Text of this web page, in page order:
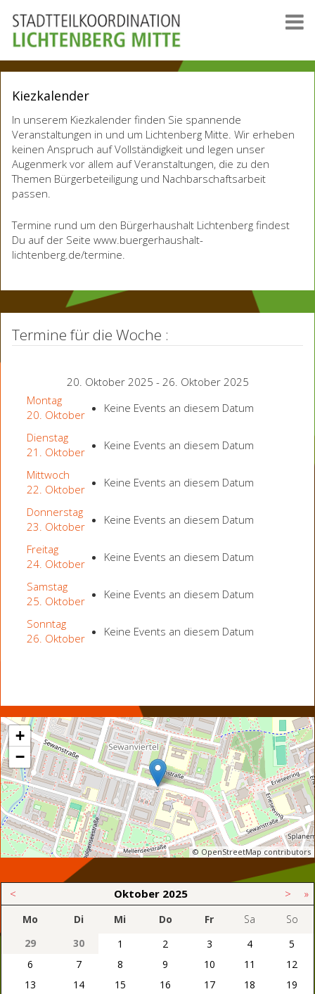
Kiezkalender
In unserem Kiezkalender finden Sie spannende
Veranstaltungen in und um Lichtenberg Mitte. Wir erheben
keinen Anspruch auf Vollständigkeit und legen unser
Augenmerk vor allem auf Veranstaltungen, die zu den
Themen Bürgerbeteiligung und Nachbarschaftsarbeit
passen.
Termine rund um den Bürgerhaushalt Lichtenberg findest
Du auf der Seite www.buergerhaushalt-
lichtenberg.de/termine.
Termine für die Woche :
20. Oktober 2025 - 26. Oktober 2025
Montag
20. Oktober
Keine Events an diesem Datum
Dienstag
21. Oktober
Keine Events an diesem Datum
Mittwoch
22. Oktober
Keine Events an diesem Datum
Donnerstag
23. Oktober
Keine Events an diesem Datum
Freitag
24. Oktober
Keine Events an diesem Datum
Samstag
25. Oktober
Keine Events an diesem Datum
Sonntag
26. Oktober
Keine Events an diesem Datum
+
−
© OpenStreetMap contributors
< Oktober 2025 > »
Mo Di Mi Do Fr Sa
So
29
30 1 2 3 4
5
6
7 8 9 10 11
12
13
14 15 16 17 18
19